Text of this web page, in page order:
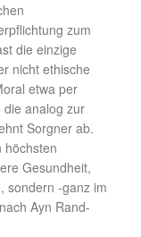
zum
die einzige
nicht ethische
etwa per
analog zur
Sorgner ab.
höchsten
Gesundheit,
sondern -ganz im
Ayn Rand-